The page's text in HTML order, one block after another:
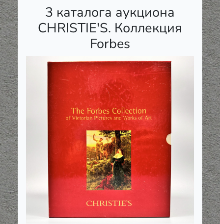
3 каталога аукциона
CHRISTIE'S. Коллекция
Forbes